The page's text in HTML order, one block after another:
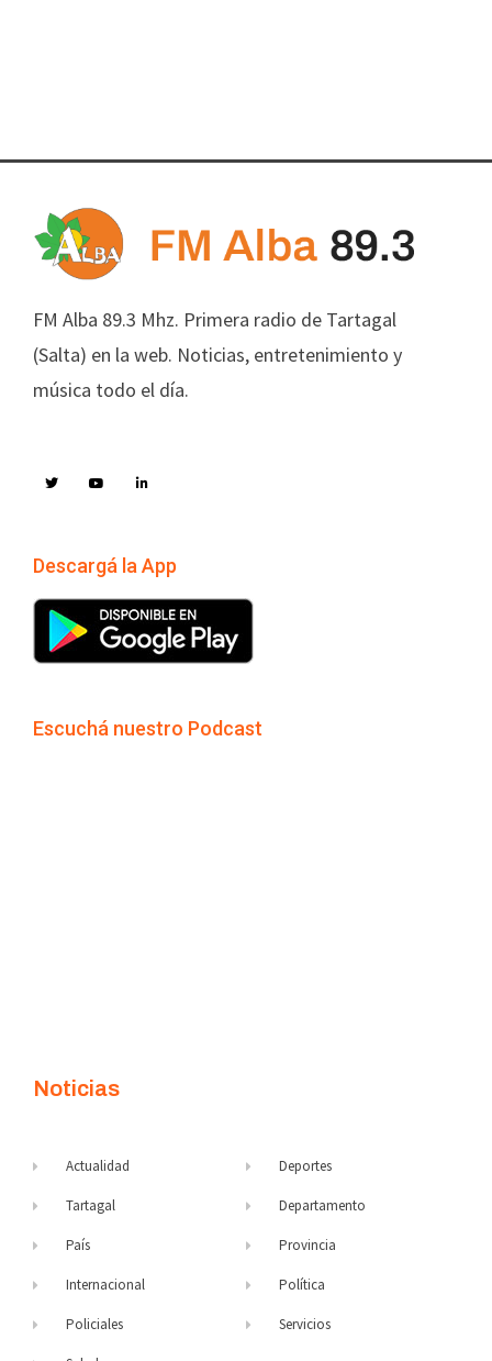
FM Alba 89.3 Mhz. Primera radio de Tartagal
(Salta) en la web. Noticias, entretenimiento y
música todo el día.
Descargá la App
Escuchá nuestro Podcast
Noticias
Actualidad
Tartagal
País
Internacional
Policiales
Deportes
Departamento
Provincia
Política
Servicios